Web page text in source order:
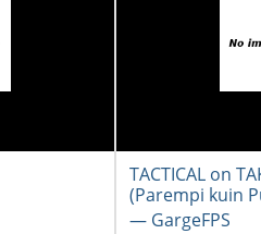
TACTICAL on
(Parempi kuin
― GargeFPS